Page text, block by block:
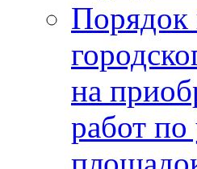
Порядок
на
работ по